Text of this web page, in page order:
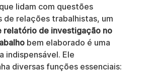
lidam com questões
de relações trabalhistas, um
relatório de investigação no
bem elaborado é uma
indispensável. Ele
diversas funções essenciais: